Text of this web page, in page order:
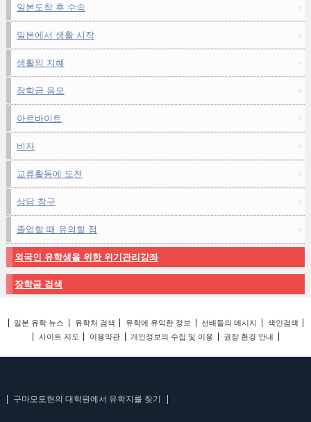
일본도착 후 수속
일본에서 생활 시작
생활의 지혜
장학금 응모
아르바이트
비자
교류활동에 도전
상담 창구
졸업할 때 유의할 점
외국인 유학생을 위한 위기관리강좌
장학금 검색
일본 유학 뉴스 유학처 검색 유학에 유익한 정보 선배들의 메시지
색인검색
사이트 지도
이용약관 개인정보의 수집 및 이용 권장 환경 안내
구마모토현의 대학원에서 유학지를 찾기